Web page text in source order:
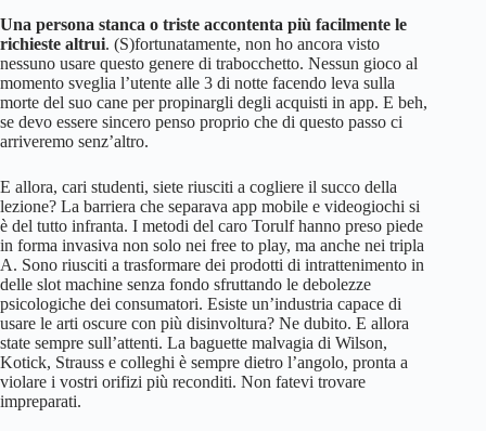
Una persona stanca o triste accontenta più facilmente le
richieste altrui. (S)fortunatamente, non ho ancora visto
nessuno usare questo genere di trabocchetto. Nessun gioco al
momento sveglia l’utente alle 3 di notte facendo leva sulla
morte del suo cane per propinargli degli acquisti in app. E beh,
se devo essere sincero penso proprio che di questo passo ci
arriveremo senz’altro.
E allora, cari studenti, siete riusciti a cogliere il succo della
lezione? La barriera che separava app mobile e videogiochi si
è del tutto infranta. I metodi del caro Torulf hanno preso piede
in forma invasiva non solo nei free to play, ma anche nei tripla
A. Sono riusciti a trasformare dei prodotti di intrattenimento in
delle slot machine senza fondo sfruttando le debolezze
psicologiche dei consumatori. Esiste un’industria capace di
usare le arti oscure con più disinvoltura? Ne dubito. E allora
state sempre sull’attenti. La baguette malvagia di Wilson,
Kotick, Strauss e colleghi è sempre dietro l’angolo, pronta a
violare i vostri orifizi più reconditi. Non fatevi trovare
impreparati.